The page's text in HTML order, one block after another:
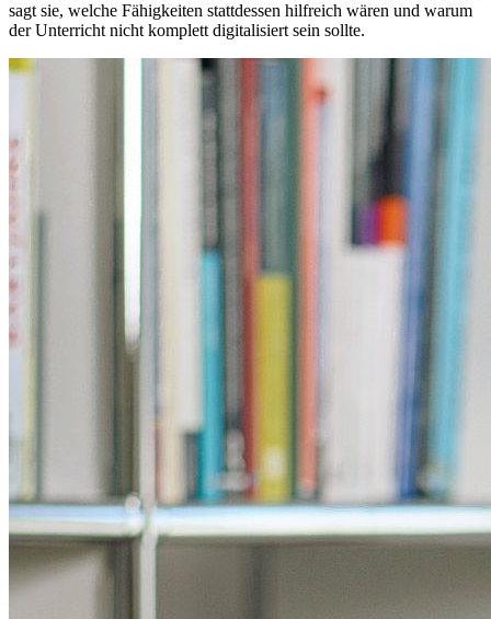
sagt sie, welche Fähigkeiten stattdessen hilfreich wären und warum
der Unterricht nicht komplett digitalisiert sein sollte.